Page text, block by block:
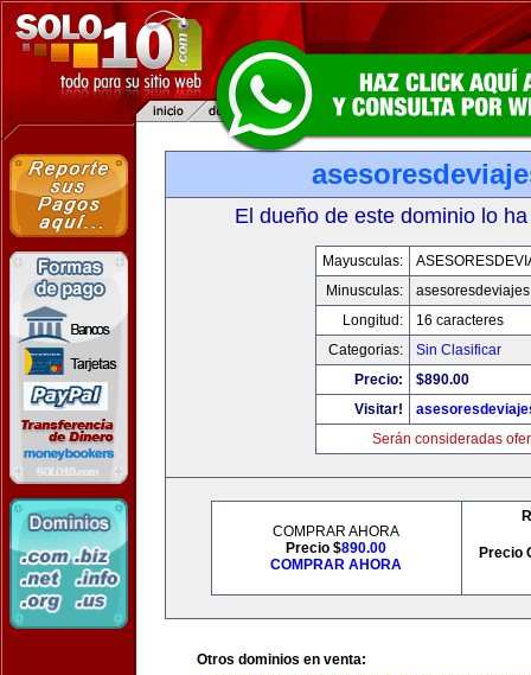
El dueño de este dominio lo
Mayusculas:
Minusculas:
Longitud:
16 caracteres
Categorias:
Sin Clasificar
Precio:
$890.00
Visitar!
Serán consideradas
COMPRAR AHORA
Precio $890.00
COMPRAR AHORA
Precio
Otros dominios en venta: